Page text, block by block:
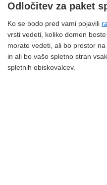
Odločitev za paket
Ko se bodo pred vami pojavili
vrsti vedeti, koliko domen
morate vedeti, ali bo prostor
in ali bo vašo spletno stran
spletnih obiskovalcev.